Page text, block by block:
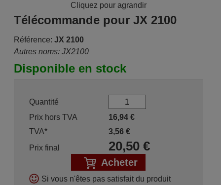
Cliquez pour agrandir
Télécommande pour JX 2100
Référence: JX 2100
Autres noms: JX2100
Disponible en stock
Quantité
Prix hors TVA
16,94€
TVA*
3,56€
Prix final
20,50€
Acheter
Si vous n'êtes pas satisfait du produit